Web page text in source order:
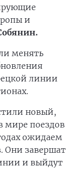
и
менять
линии
новый,
мире поездов
ожидаем
Они завершат
и выйдут